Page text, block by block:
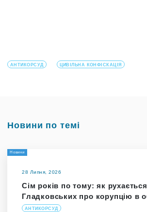
АНТИКОРСУД ЦИВІЛЬНА КОНФІСКАЦІЯ
Новини по темі
Новини
28 Липня, 2026
Сім років по тому: як
Гладковських про корупцію в
АНТИКОРСУД